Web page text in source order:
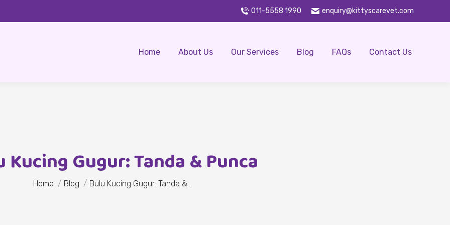
011-5558 1990 enquiry@kittyscarevet.com
Home About Us Our Services Blog FAQs Contact Us
Kucing Gugur: Tanda & Punca
You are here:
Home Blog Bulu Kucing Gugur: Tanda &…